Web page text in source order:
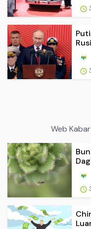
Web